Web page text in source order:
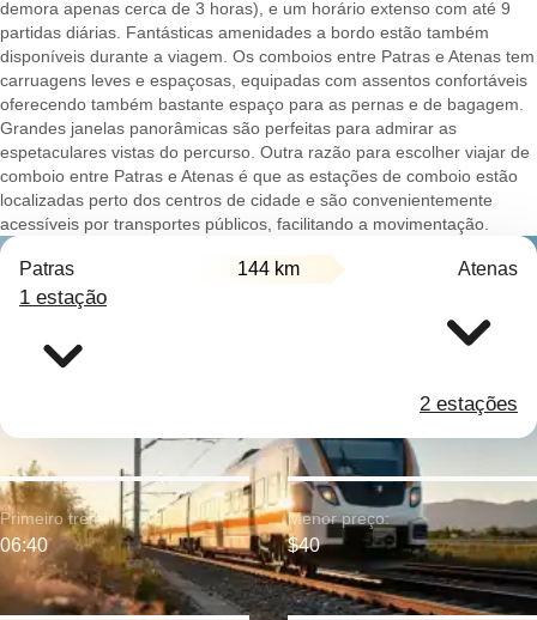
demora apenas cerca de 3 horas), e um horário extenso com até 9
partidas diárias. Fantásticas amenidades a bordo estão também
disponíveis durante a viagem. Os comboios entre Patras e Atenas tem
carruagens leves e espaçosas, equipadas com assentos confortáveis
oferecendo também bastante espaço para as pernas e de bagagem.
Grandes janelas panorâmicas são perfeitas para admirar as
espetaculares vistas do percurso. Outra razão para escolher viajar de
comboio entre Patras e Atenas é que as estações de comboio estão
localizadas perto dos centros de cidade e são convenientemente
acessíveis por transportes públicos, facilitando a movimentação.
Patras 144 km Atenas
1 estação
2 estações
Primeiro trem:
06:40
Menor preço:
$40